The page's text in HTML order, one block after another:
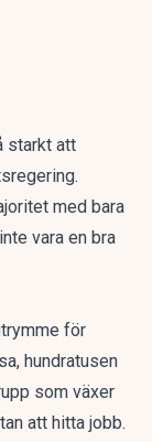
starkt att
med bara
vara en bra
för
hundratusen
som växer
att hitta jobb.